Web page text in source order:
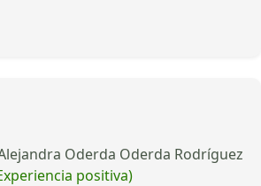
Oderda Oderda Rodríguez
positiva)